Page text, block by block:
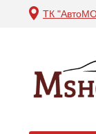
ТК